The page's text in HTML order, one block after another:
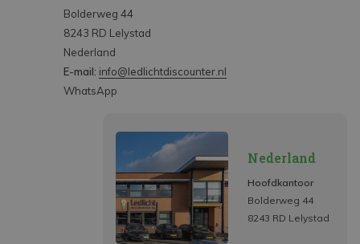
Bolderweg 44
8243 RD Lelystad
Nederland
E-mail: info@ledlichtdiscounter.nl
WhatsApp
Nederland
Hoofdkantoor
Bolderweg 44
8243 RD Lelystad